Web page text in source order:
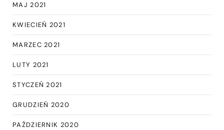
MAJ 2021
KWIECIEŃ 2021
MARZEC 2021
LUTY 2021
STYCZEŃ 2021
GRUDZIEŃ 2020
PAŹDZIERNIK 2020